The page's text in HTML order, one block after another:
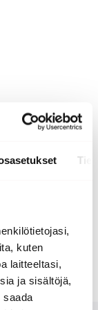
kuten
laitteeltasi,
ja sisältöjä,
saada